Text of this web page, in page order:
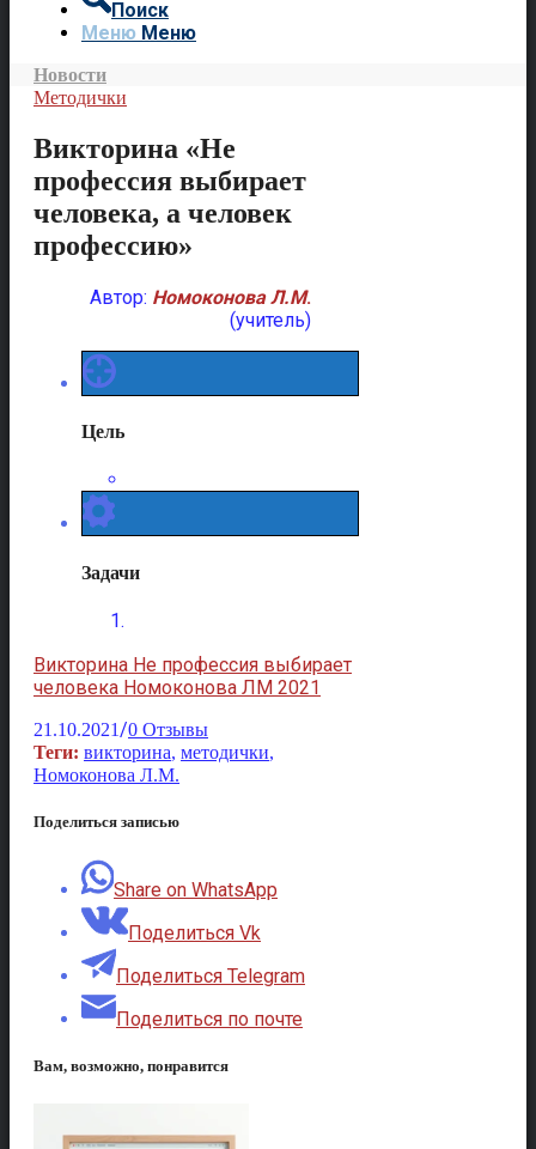
Поиск
Меню Меню
Новости
Методички
Викторина «Не
профессия выбирает
человека, а человек
профессию»
Автор: Номоконова Л.М.
(учитель)
Цель
Задачи
Викторина Не профессия выбирает
человека Номоконова ЛМ 2021
21.10.2021/0 Отзывы
Теги: викторина, методички,
Номоконова Л.М.
Поделиться записью
Share on WhatsApp
Поделиться Vk
Поделиться Telegram
Поделиться по почте
Вам, возможно, понравится